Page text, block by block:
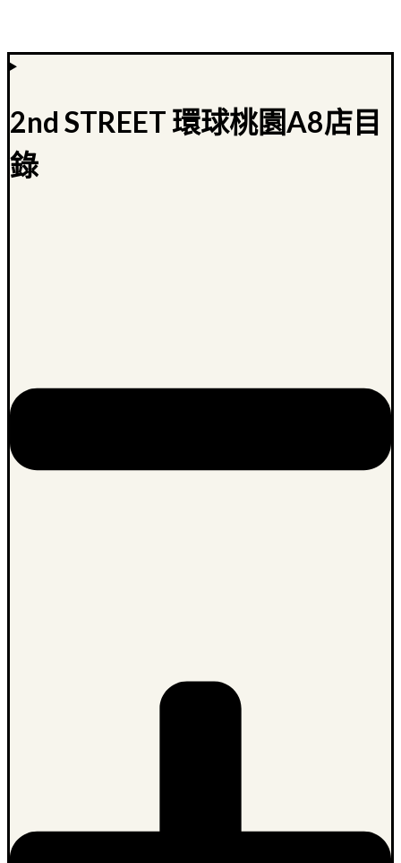
2nd STREET 環球桃園A8店目
錄